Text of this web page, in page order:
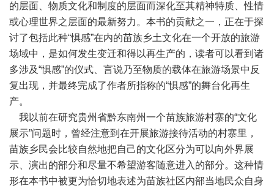
的层面、物质文化和制度的层面而深化至其精神特质、性情
或心理世界之层面的最新努力。本书的贡献之一，正在于探
讨了包括此种“惧感”在内的苗族乡土文化在一个开放的旅游
场域中，是如何发生变迁和得以再生产的，读者可以看到诸
多涉及“惧感”的仪式、言说乃至物质的载体在旅游场景中反
复出现，并最终完成了作者所指称的“惧感”的舞台化再生
产。
我以前在研究贵州省黔东南州一个苗族旅游村寨的“文化
展示”问题时，曾经注意到在开展旅游接待活动的村寨里，
苗族乡民会比较自然地把自己的文化区分为可以向外界展
示、演出的部分和尽量不希望游客随意进入的部分。这种情
形在本书中被更为恰切地表述为苗族社区内部当地民众自身